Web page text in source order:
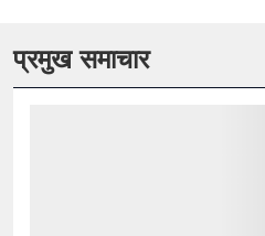
प्रमुख समाचार